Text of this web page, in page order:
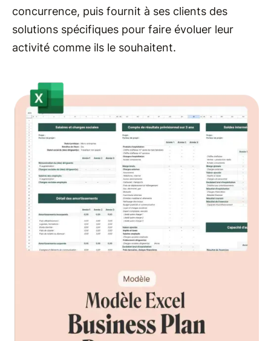
concurrence, puis fournit à ses clients des
solutions spécifiques pour faire évoluer leur
activité comme ils le souhaitent.